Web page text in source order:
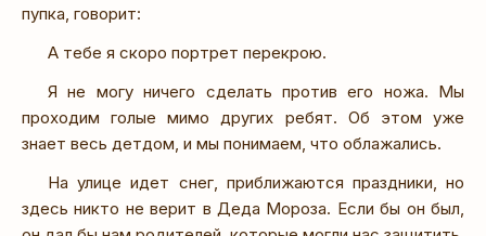
пупка, говорит:
А тебе я скоро портрет перекрою.
Я не могу ничего сделать против его ножа. Мы
проходим голые мимо других ребят. Об этом уже
знает весь детдом, и мы понимаем, что облажались.
На улице идет снег, приближаются праздники, но
здесь никто не верит в Деда Мороза. Если бы он был,